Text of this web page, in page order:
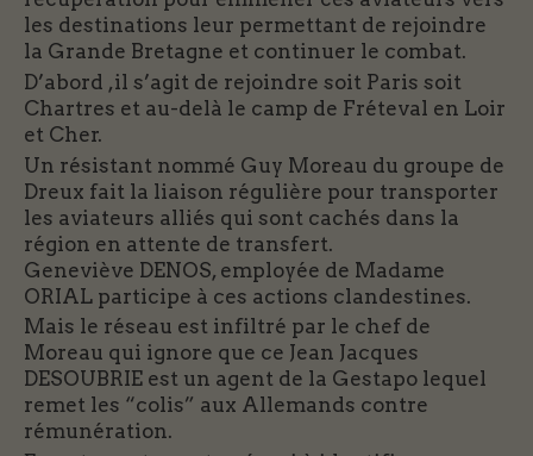
les destinations leur permettant de rejoindre
la Grande Bretagne et continuer le combat.
D’abord ,il s’agit de rejoindre soit Paris soit
Chartres et au-delà le camp de Fréteval en Loir
et Cher.
Un résistant nommé Guy Moreau du groupe de
Dreux fait la liaison régulière pour transporter
les aviateurs alliés qui sont cachés dans la
région en attente de transfert.
Geneviève DENOS, employée de Madame
ORIAL participe à ces actions clandestines.
Mais le réseau est infiltré par le chef de
Moreau qui ignore que ce Jean Jacques
DESOUBRIE est un agent de la Gestapo lequel
remet les “colis” aux Allemands contre
rémunération.